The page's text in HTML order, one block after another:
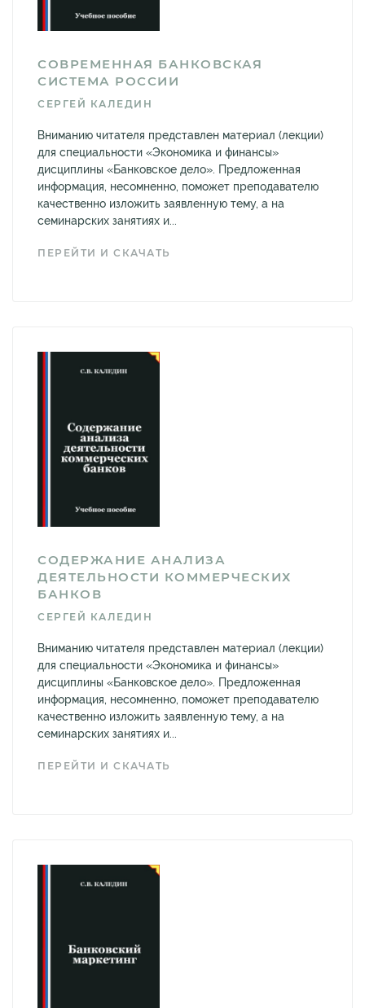
СОВРЕМЕННАЯ БАНКОВСКАЯ
СИСТЕМА РОССИИ
СЕРГЕЙ КАЛЕДИН
Вниманию читателя представлен материал (лекции)
для специальности «Экономика и финансы»
дисциплины «Банковское дело». Предложенная
информация, несомненно, поможет преподавателю
качественно изложить заявленную тему, а на
семинарских занятиях и...
ПЕРЕЙТИ И СКАЧАТЬ
СОДЕРЖАНИЕ АНАЛИЗА
ДЕЯТЕЛЬНОСТИ КОММЕРЧЕСКИХ
БАНКОВ
СЕРГЕЙ КАЛЕДИН
Вниманию читателя представлен материал (лекции)
для специальности «Экономика и финансы»
дисциплины «Банковское дело». Предложенная
информация, несомненно, поможет преподавателю
качественно изложить заявленную тему, а на
семинарских занятиях и...
ПЕРЕЙТИ И СКАЧАТЬ